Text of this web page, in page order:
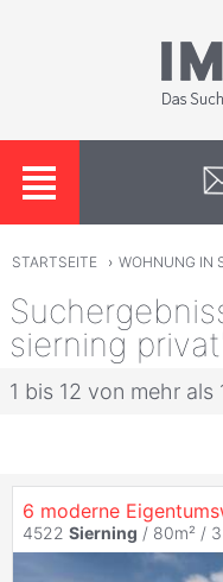
STARTSEITE › WOHNUNG IN
sierning
1 bis 12 von mehr als
6 moderne
4522 Sierning / 80m² /